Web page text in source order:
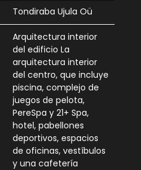
Tondiraba Ujula Oü
Arquitectura interior
del edificio La
arquitectura interior
del centro, que incluye
piscina, complejo de
juegos de pelota,
PereSpa y 21+ Spa,
hotel, pabellones
deportivos, espacios
de oficinas, vestíbulos
y una cafetería